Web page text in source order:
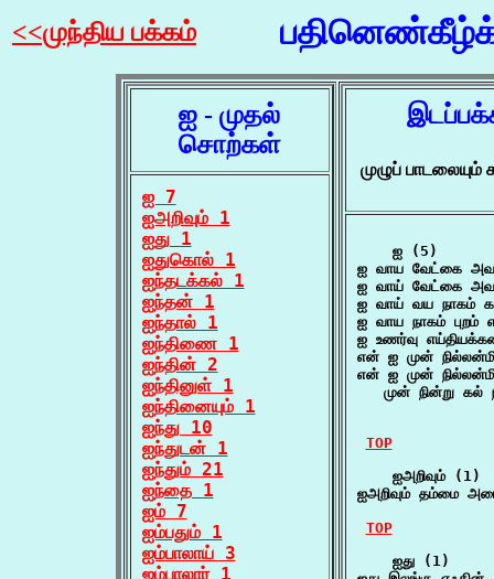
<<முந்திய பக்கம்
ஐ - முதல்
சொற்கள்
ஐ 7
ஐஅறிவும் 1
ஐது 1
ஐதுகொல் 1
ஐந்தடக்கல் 1
ஐந்தன் 1
ஐந்தால் 1
ஐந்திணை 1
ஐந்தின் 2
ஐந்தினுள் 1
ஐந்தினையும் 1
ஐந்து 10
ஐந்துடன் 1
ஐந்தும் 21
ஐந்தை 1
ஐம் 7
ஐம்பதும் 1
ஐம்பாலாய் 3
ஐம்பாலார் 1
முழுப்
    ஐ (5)
ஐ வாய வேட்கை
ஐ வாய் வேட்கை
ஐ வாய் வய நாகம்
ஐ வாய நாகம்
ஐ உணர்வு
என் ஐ முன்
என் ஐ முன்
முன் நின்று கல்
TOP
    ஐஅறிவும் (1)
ஐஅறிவும் தம்மை
TOP
    ஐது (1)